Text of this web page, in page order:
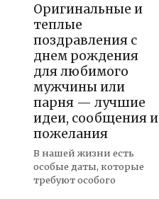
Оригинальные и
теплые
поздравления с
днем рождения
для любимого
мужчины или
парня — лучшие
идеи, сообщения и
пожелания
В нашей жизни есть
особые даты, которые
требуют особого